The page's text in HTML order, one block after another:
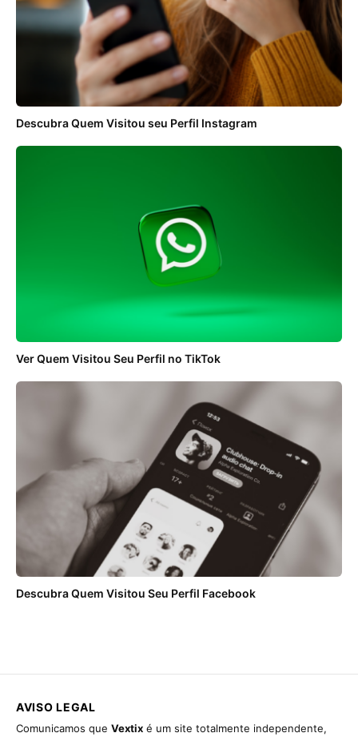
Descubra Quem Visitou seu Perfil Instagram
Ver Quem Visitou Seu Perfil no TikTok
Descubra Quem Visitou Seu Perfil Facebook
AVISO LEGAL
Comunicamos que Vextix é um site totalmente independente,